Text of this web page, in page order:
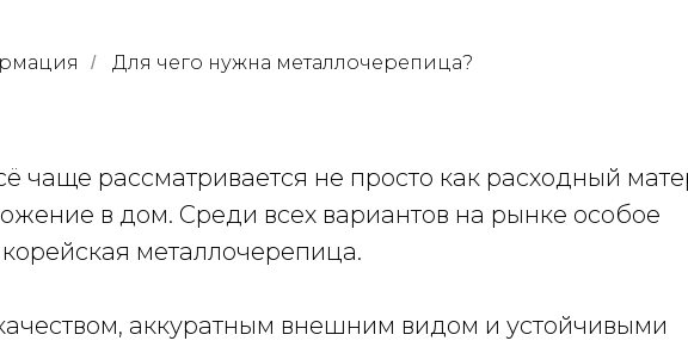
/ Для чего нужна металлочерепица?
чаще рассматривается не просто как расходный
в дом. Среди всех вариантов на рынке особое
металлочерепица.
аккуратным внешним видом и устойчивыми